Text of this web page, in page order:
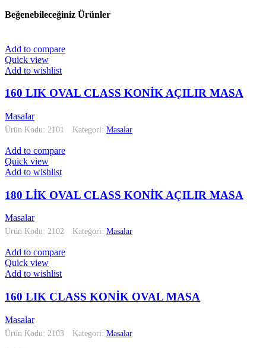
Beğenebileceğiniz Ürünler
Add to compare
Quick view
Add to wishlist
160 LIK OVAL CLASS KONİK AÇILIR MASA
Masalar
Ürün Kodu: 2101 Kategori: Masalar
Add to compare
Quick view
Add to wishlist
180 LİK OVAL CLASS KONİK AÇILIR MASA
Masalar
Ürün Kodu: 2102 Kategori: Masalar
Add to compare
Quick view
Add to wishlist
160 LIK CLASS KONİK OVAL MASA
Masalar
Ürün Kodu: 2103 Kategori: Masalar